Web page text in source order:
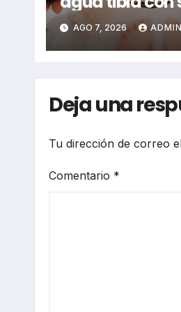
realmente
funciona? Estos
sus beneficios,
AGO 7, 2026 ADMIN
Deja una
Tu dirección de correo
Comentario *